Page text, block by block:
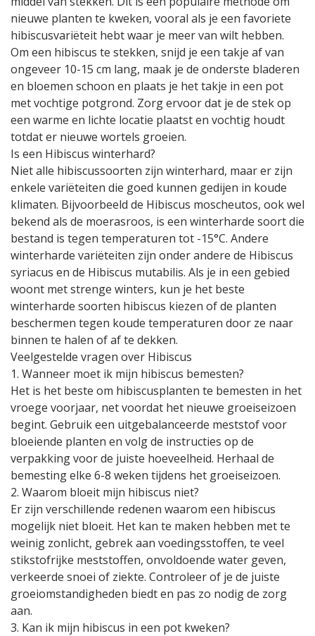
nieuwe planten te kweken, vooral als je een favoriete
hibiscusvariëteit hebt waar je meer van wilt hebben.
Om een hibiscus te stekken, snijd je een takje af van
ongeveer 10-15 cm lang, maak je de onderste bladeren
en bloemen schoon en plaats je het takje in een pot
met vochtige potgrond. Zorg ervoor dat je de stek op
een warme en lichte locatie plaatst en vochtig houdt
totdat er nieuwe wortels groeien.
Is een Hibiscus winterhard?
Niet alle hibiscussoorten zijn winterhard, maar er zijn
enkele variëteiten die goed kunnen gedijen in koude
klimaten. Bijvoorbeeld de Hibiscus moscheutos, ook wel
bekend als de moerasroos, is een winterharde soort die
bestand is tegen temperaturen tot -15°C. Andere
winterharde variëteiten zijn onder andere de Hibiscus
syriacus en de Hibiscus mutabilis. Als je in een gebied
woont met strenge winters, kun je het beste
winterharde soorten hibiscus kiezen of de planten
beschermen tegen koude temperaturen door ze naar
binnen te halen of af te dekken.
Veelgestelde vragen over Hibiscus
1. Wanneer moet ik mijn hibiscus bemesten?
Het is het beste om hibiscusplanten te bemesten in het
vroege voorjaar, net voordat het nieuwe groeiseizoen
begint. Gebruik een uitgebalanceerde meststof voor
bloeiende planten en volg de instructies op de
verpakking voor de juiste hoeveelheid. Herhaal de
bemesting elke 6-8 weken tijdens het groeiseizoen.
2. Waarom bloeit mijn hibiscus niet?
Er zijn verschillende redenen waarom een hibiscus
mogelijk niet bloeit. Het kan te maken hebben met te
weinig zonlicht, gebrek aan voedingsstoffen, te veel
stikstofrijke meststoffen, onvoldoende water geven,
verkeerde snoei of ziekte. Controleer of je de juiste
groeiomstandigheden biedt en pas zo nodig de zorg
aan.
3. Kan ik mijn hibiscus in een pot kweken?